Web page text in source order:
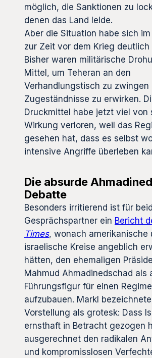
möglich, die Sanktionen zu
denen das Land leide.
Aber die Situation habe sich
zur Zeit vor dem Krieg deutlich
Bisher waren militärische
Mittel, um Teheran an den
Verhandlungstisch zu zwingen
Zugeständnisse zu erwirken.
Druckmittel habe jetzt viel von
Wirkung verloren, weil das
gesehen hat, dass es selbst
intensive Angriffe überleben
Die absurde
Debatte
Besonders irritierend ist für
Gesprächspartner ein Bericht
Times, wonach amerikanische
israelische Kreise angeblich
hätten, den ehemaligen
Mahmud Ahmadinedschad als
Führungsfigur für einen
aufzubauen. Markl
Vorstellung als grotesk: Dass
ernsthaft in Betracht gezogen
ausgerechnet den radikalen
und kompromisslosen